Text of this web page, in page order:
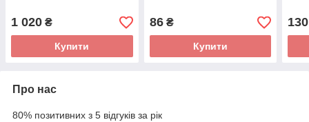
1 020 ₴
Купити
86₴
Купити
130
Про нас
80% позитивних з 5 відгуків за рік